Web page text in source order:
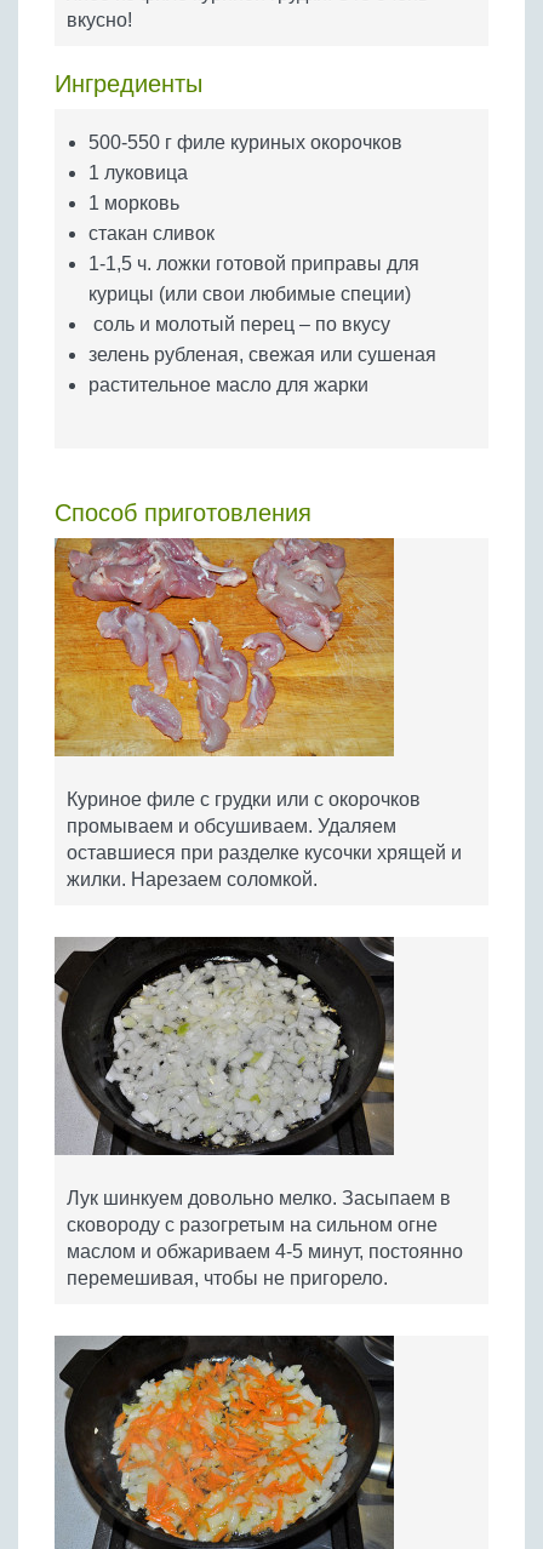
Бобовые
Крупы
вкусно!
Ингредиенты
500-550 г филе куриных окорочков
1 луковица
1 морковь
стакан сливок
1-1,5 ч. ложки готовой приправы для
курицы (или свои любимые специи)
соль и молотый перец – по вкусу
зелень рубленая, свежая или сушеная
растительное масло для жарки
Способ приготовления
​Куриное филе с грудки или с окорочков
промываем и обсушиваем. Удаляем
оставшиеся при разделке кусочки хрящей и
жилки. Нарезаем соломкой.
Лук шинкуем довольно мелко. Засыпаем в
сковороду с разогретым на сильном огне
маслом и обжариваем 4-5 минут, постоянно
перемешивая, чтобы не пригорело.